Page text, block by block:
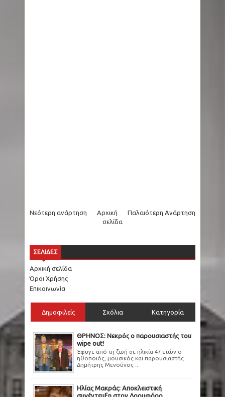
Νεότερη ανάρτηση Παλαιότερη Ανάρτηση
Αρχική
σελίδα
ΣΕΛΙΔΕΣ
Αρχική σελίδα
Όροι Χρήσης
Επικοινωνία
Δημοφιλείς Σχόλια Κατηγορία
ΘΡΗΝΟΣ: Νεκρός ο παρουσιαστής του
wipe out!
Έφυγε από τη ζωή σε ηλικία 47 ετών ο
ηθοποιός, μουσικός και παρουσιαστής
Δημήτρης Μενούνος ...
Ηλίας Μακράς: Αποκλειστική
συνέντευξη στον Δορυφόρο